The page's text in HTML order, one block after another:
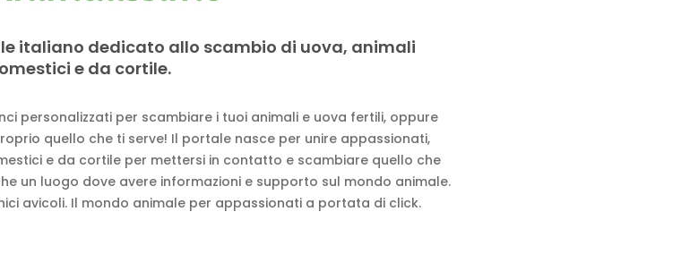
italiano dedicato allo scambio di uova, animali
e da cortile.
personalizzati per scambiare i tuoi animali e uova fertili, oppure
quello che ti serve! Il portale nasce per unire appassionati,
e da cortile per mettersi in contatto e scambiare quello che
un luogo dove avere informazioni e supporto sul mondo animale.
avicoli. Il mondo animale per appassionati a portata di click.